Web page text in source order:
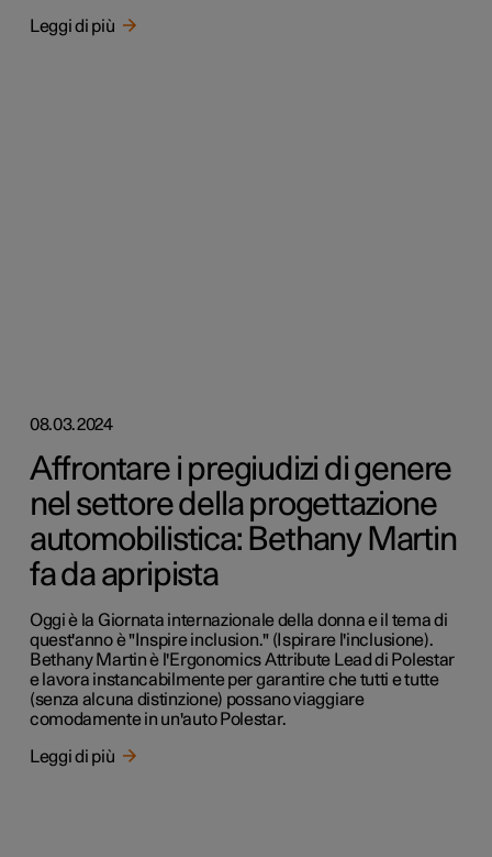
Leggi di più
08.03.2024
Affrontare i pregiudizi di genere
nel settore della progettazione
automobilistica: Bethany Martin
fa da apripista
Oggi è la Giornata internazionale della donna e il tema di
quest'anno è "Inspire inclusion." (Ispirare l'inclusione).
Bethany Martin è l'Ergonomics Attribute Lead di Polestar
e lavora instancabilmente per garantire che tutti e tutte
(senza alcuna distinzione) possano viaggiare
comodamente in un'auto Polestar.
Leggi di più